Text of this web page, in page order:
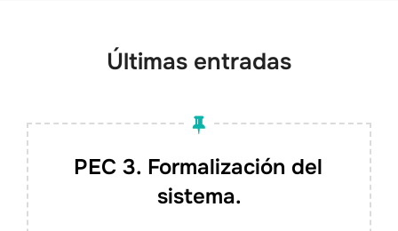
el
Últimas entradas
PEC 3. Formalización del
sistema.